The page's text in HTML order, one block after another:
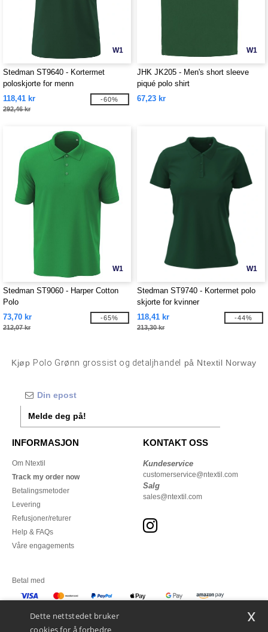
W1
Stedman ST9640 - Kortermet
poloskjorte for menn
118,41 kr
292,46 kr
-60%
W1
JHK JK205 - Men's short sleeve
piqué polo shirt
67,23 kr
W1
Stedman ST9060 - Harper Cotton
Polo
73,70 kr
212,07 kr
-65%
W1
Stedman ST9740 - Kortermet polo
skjorte for kvinner
118,41 kr
213,30 kr
-44%
Kjøp Polo Grønn grossist og detaljhandel på Ntextil Norway
Melde deg på!
INFORMASJON
Om Ntextil
Track my order now
Betalingsmetoder
Levering
Refusjoner/returer
Help & FAQs
Våre engagements
KONTAKT OSS
Kundeservice
customerservice@ntextil.com
Salg
sales@ntextil.com
Betal med
Dette nettstedet bruker
cookies for å forbedre
x